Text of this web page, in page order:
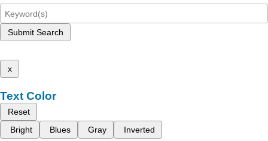
Submit Search
x
Text Color
Reset
Bright
Blues Gray Inverted